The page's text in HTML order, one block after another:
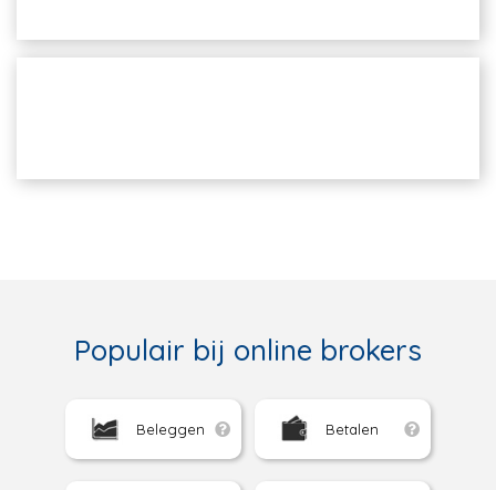
Populair bij online brokers
Beleggen Betalen